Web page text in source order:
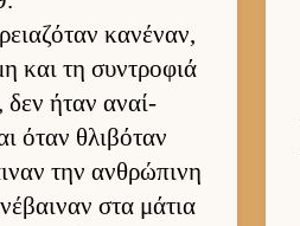
κανέναν,
και τη συντροφιά
ήταν αναί­
όταν θλιβόταν
την αν­θρώπινη
στα μάτια